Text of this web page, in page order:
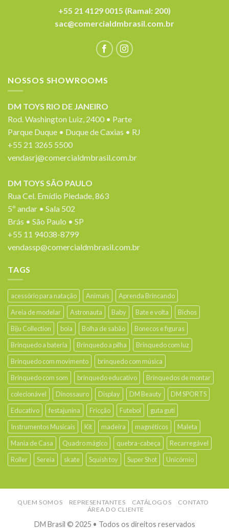
+55 21 4129 0015 (Ramal: 200)
sac@comercialdmbrasil.com.br
NOSSOS SHOWROOMS
DM TOYS RIO DE JANEIRO
Rod. Washington Luiz, 2400 • Parte
Parque Duque • Duque de Caxias • RJ
+55 21 3265 5500
vendasrj@comercialdmbrasil.com.br
DM TOYS SÃO PAULO
Rua Cel. Emídio Piedade, 863
5º andar • Sala 502
Brás • São Paulo • SP
+55 11 94038-8799
vendassp@comercialdmbrasil.com.br
TAGS
acessório para natação Animais
Aprenda Brincando
Areia de modelar
Astronauta Baby Bate e volta
Bichos
Biju Collection
boia Bolha de sabão
Bonecos e figuras
Brinquedo a bateria
Brinquedo a pilha
Brinquedo com luz
Brinquedo com movimento
brinquedo com música
Brinquedo com som
brinquedo educativo
Brinquedos de montar
colecionável
Dinossauro Display DM Beauty
DM SPORTS
Educativo
festajunina Fricção Futebol
guta guti
Instrumentos Musicais
Kit madeira magnéticos
Maleta
Mania de Casa
Quadro mágico quebra-cabeça
Recarregável
Roller
Sereia skate Squish toy Super Shot Unicórnio
QUEM SOMOS REPRESENTANTES CATÁLOGOS
CONTATO
ÁREA DO CLIENTE
DM Brasil © 2025 • Todos os direitos reservados